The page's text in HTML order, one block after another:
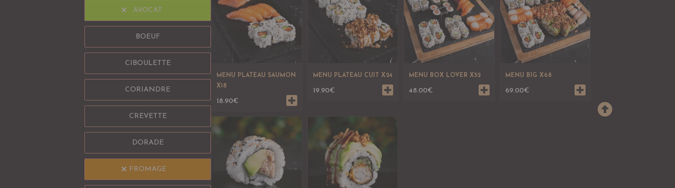
AVOCAT
BOEUF
CIBOULETTE
CORIANDRE
CREVETTE
DORADE
FROMAGE
MENU PLATEAU SAUMON
X18
18.90€
MENU PLATEAU CUIT X24
19.90€
MENU BOX LOVER X52
48.00€
MENU BIG X68
69.00€